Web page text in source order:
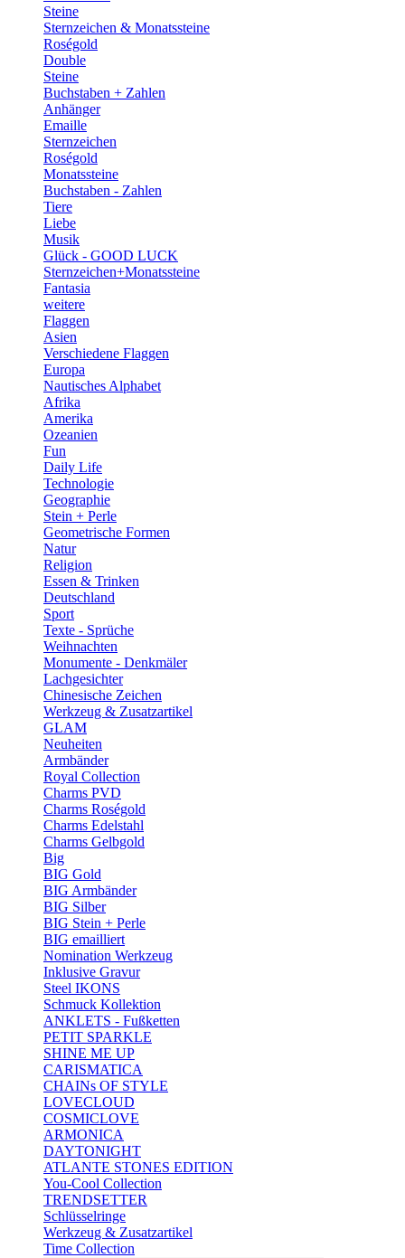
Steine
Sternzeichen & Monatssteine
Roségold
Double
Steine
Buchstaben + Zahlen
Anhänger
Emaille
Sternzeichen
Roségold
Monatssteine
Buchstaben - Zahlen
Tiere
Liebe
Musik
Glück - GOOD LUCK
Sternzeichen+Monatssteine
Fantasia
weitere
Flaggen
Asien
Verschiedene Flaggen
Europa
Nautisches Alphabet
Afrika
Amerika
Ozeanien
Fun
Daily Life
Technologie
Geographie
Stein + Perle
Geometrische Formen
Natur
Religion
Essen & Trinken
Deutschland
Sport
Texte - Sprüche
Weihnachten
Monumente - Denkmäler
Lachgesichter
Chinesische Zeichen
Werkzeug & Zusatzartikel
GLAM
Neuheiten
Armbänder
Royal Collection
Charms PVD
Charms Roségold
Charms Edelstahl
Charms Gelbgold
Big
BIG Gold
BIG Armbänder
BIG Silber
BIG Stein + Perle
BIG emailliert
Nomination Werkzeug
Inklusive Gravur
Steel IKONS
Schmuck Kollektion
ANKLETS - Fußketten
PETIT SPARKLE
SHINE ME UP
CARISMATICA
CHAINs OF STYLE
LOVECLOUD
COSMICLOVE
ARMONICA
DAYTONIGHT
ATLANTE STONES EDITION
You-Cool Collection
TRENDSETTER
Schlüsselringe
Werkzeug & Zusatzartikel
Time Collection